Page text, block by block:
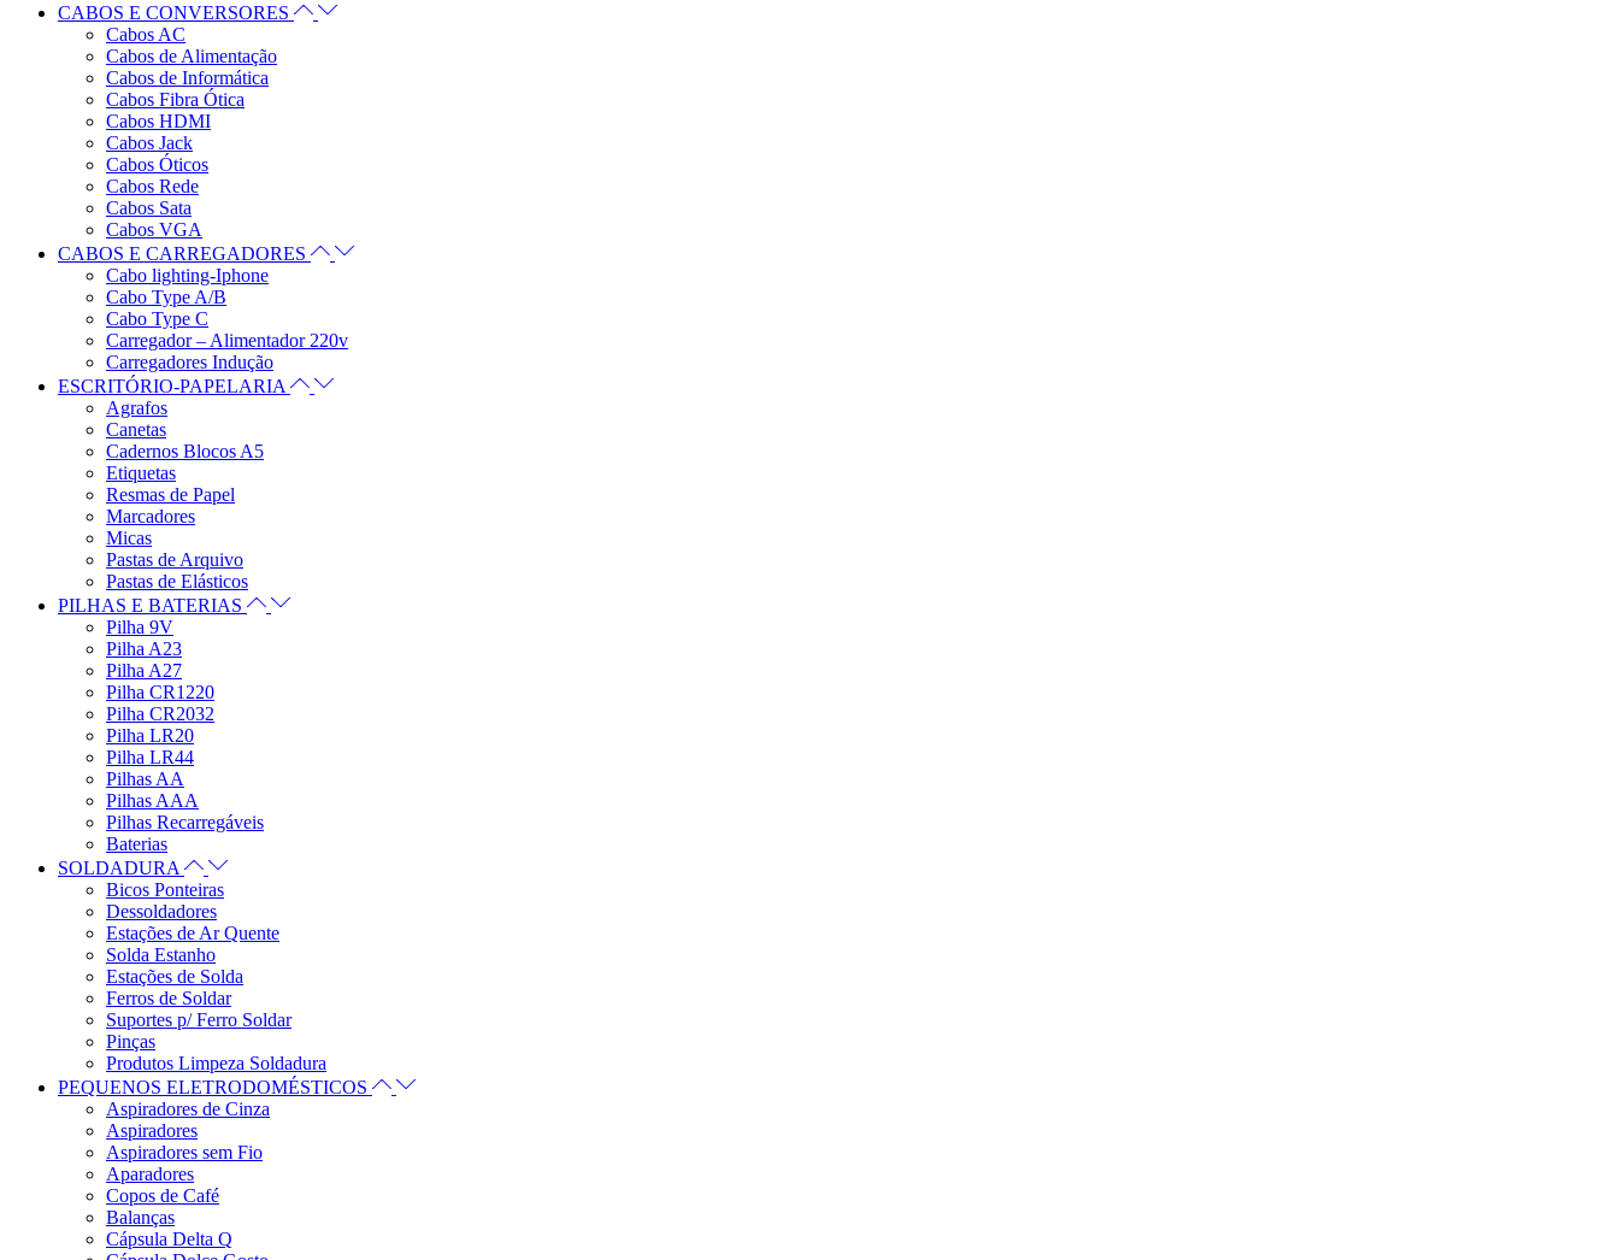
CABOS E CONVERSORES
Cabos AC
Cabos de Alimentação
Cabos de Informática
Cabos Fibra Ótica
Cabos HDMI
Cabos Jack
Cabos Óticos
Cabos Rede
Cabos Sata
Cabos VGA
CABOS E CARREGADORES
Cabo lighting-Iphone
Cabo Type A/B
Cabo Type C
Carregador – Alimentador 220v
Carregadores Indução
ESCRITÓRIO-PAPELARIA
Agrafos
Canetas
Cadernos Blocos A5
Etiquetas
Resmas de Papel
Marcadores
Micas
Pastas de Arquivo
Pastas de Elásticos
PILHAS E BATERIAS
Pilha 9V
Pilha A23
Pilha A27
Pilha CR1220
Pilha CR2032
Pilha LR20
Pilha LR44
Pilhas AA
Pilhas AAA
Pilhas Recarregáveis
Baterias
SOLDADURA
Bicos Ponteiras
Dessoldadores
Estações de Ar Quente
Solda Estanho
Estações de Solda
Ferros de Soldar
Suportes p/ Ferro Soldar
Pinças
Produtos Limpeza Soldadura
PEQUENOS ELETRODOMÉSTICOS
Aspiradores de Cinza
Aspiradores
Aspiradores sem Fio
Aparadores
Copos de Café
Balanças
Cápsula Delta Q